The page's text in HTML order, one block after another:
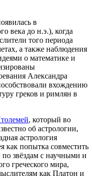
в
века до н.э.), когда
того периода
а также наблюдения
о математике и
Александра
вхождению
греков и римлян в
, который во
об астрологии,
астрология
как попытка совместить
звёздам с научными и
греческого мира,
как Платон и